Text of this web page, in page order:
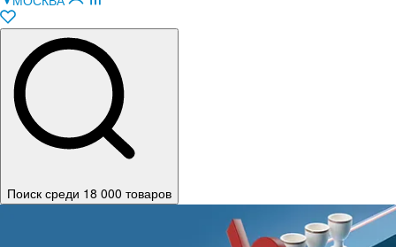
Поиск среди 18 000 товаров